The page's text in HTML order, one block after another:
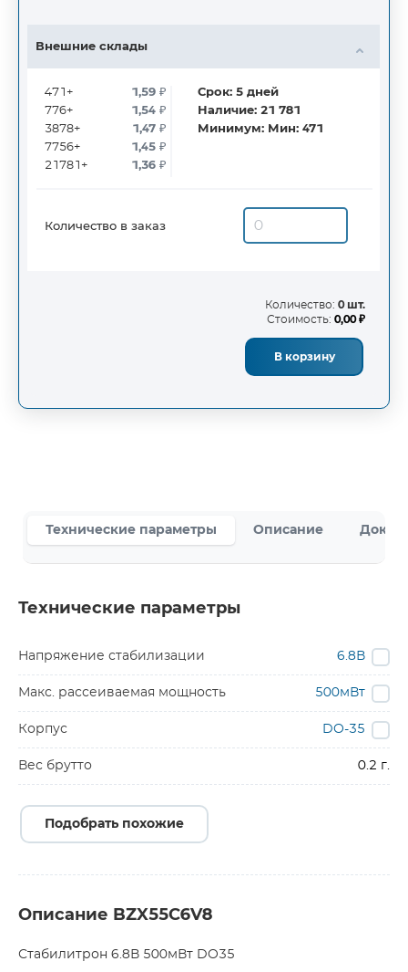
Внешние склады
471+
776+
3878+
7756+
21781+
1,59₽
1,54₽
1,47₽
1,45₽
1,36₽
Срок:5дней
Наличие:21 781
Минимум: Мин: 471
Количество в заказ
Количество: 0 шт.
Стоимость: 0,00 ₽
В корзину
Технические параметры Описание
Технические параметры
Напряжение стабилизации 6.8В
Макс. рассеиваемая мощность 500мВт
Корпус DO-35
Вес брутто 0.2 г.
Подобрать похожие
Описание BZX55C6V8
Стабилитрон 6.8В 500мВт DO35